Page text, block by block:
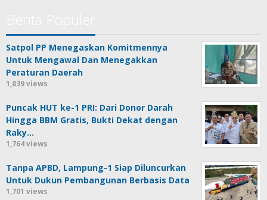
Satpol PP Menegaskan Komitmennya
Untuk Mengawal Dan Menegakkan
Peraturan Daerah
1,839 views
Puncak HUT ke-1 PRI: Dari Donor Darah
Hingga BBM Gratis, Bukti Dekat dengan
Raky…
1,764 views
Tanpa APBD, Lampung-1 Siap Diluncurkan
Untuk Dukun Pembangunan Berbasis Data
1,701 views